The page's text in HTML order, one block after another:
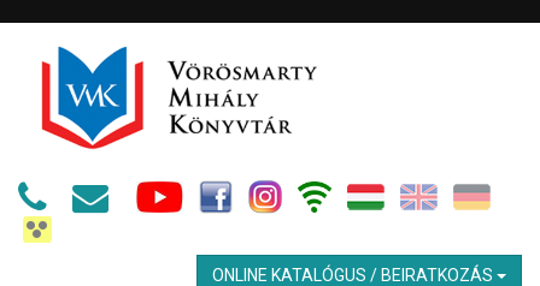
ONLINE KATALÓGUS / BEIRATKOZÁS